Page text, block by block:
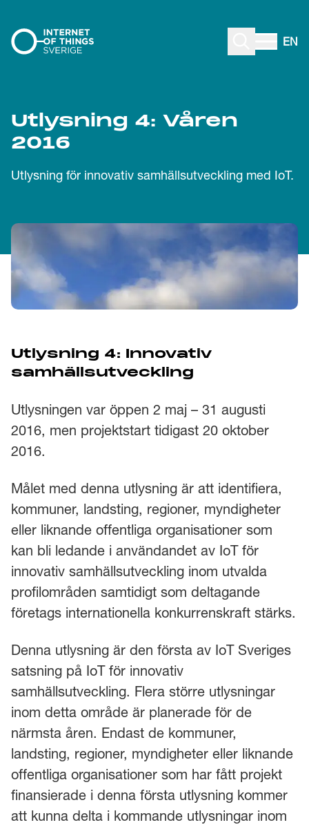
Gå till innehåll
EN
Utlysning 4: Våren
2016
Utlysning för innovativ samhällsutveckling med IoT.
Utlysning 4: Innovativ
samhällsutveckling
Utlysningen var öppen 2 maj – 31 augusti
2016, men projektstart tidigast 20 oktober
2016.
Målet med denna utlysning är att identifiera,
kommuner, landsting, regioner, myndigheter
eller liknande offentliga organisationer som
kan bli ledande i användandet av IoT för
innovativ samhällsutveckling inom utvalda
profilområden samtidigt som deltagande
företags internationella konkurrenskraft stärks.
Denna utlysning är den första av IoT Sveriges
satsning på IoT för innovativ
samhällsutveckling. Flera större utlysningar
inom detta område är planerade för de
närmsta åren. Endast de kommuner,
landsting, regioner, myndigheter eller liknande
offentliga organisationer som har fått projekt
finansierade i denna första utlysning kommer
att kunna delta i kommande utlysningar inom